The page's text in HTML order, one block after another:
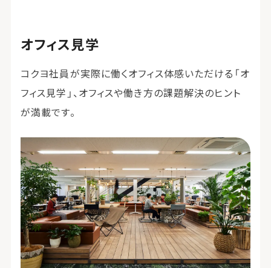
オフィス見学
コクヨ社員が実際に働くオフィス体感いただける「オ
フィス見学」、オフィスや働き方の課題解決のヒント
が満載です。